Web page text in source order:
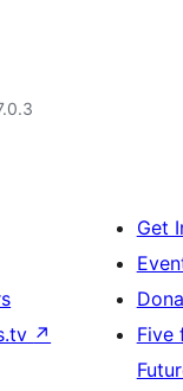
↗
Get
Five